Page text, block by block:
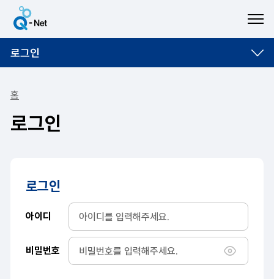
로그인
홈
로그인
로그인
아이디
비밀번호
비밀번호